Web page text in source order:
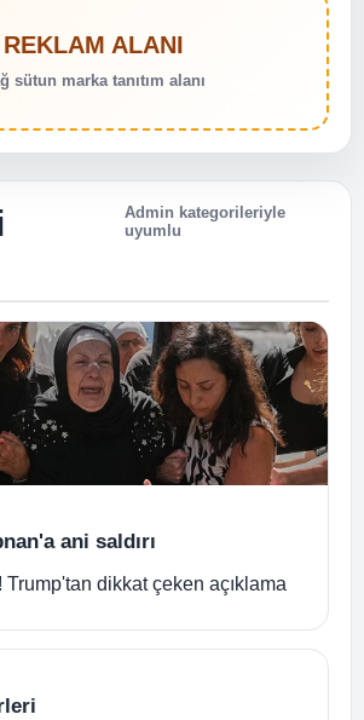
REKLAM ALANI
sütun marka tanıtım alanı
Admin kategorileriyle
uyumlu
ani saldırı
Trump'tan dikkat çeken açıklama